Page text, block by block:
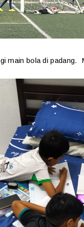
main bola di padang.